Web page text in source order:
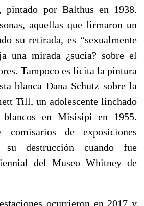
, pintado por Balthus en 1938.
aquellas que firmaron un
su retirada, es “sexualmente
una mirada ¿sucia? sobre el
Tampoco es lícita la pintura
blanca Dana Schutz sobre la
Till, un adolescente linchado
blancos en Misisipi en 1955.
de exposiciones
su destrucción cuando fue
del Museo Whitney de
ocurrieron en 2017 y